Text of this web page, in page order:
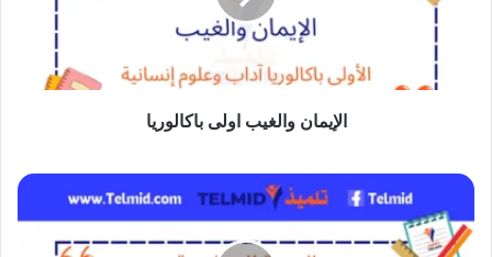
الإيمان والغيب اولى باكالوريا
سورة
الكهف
من